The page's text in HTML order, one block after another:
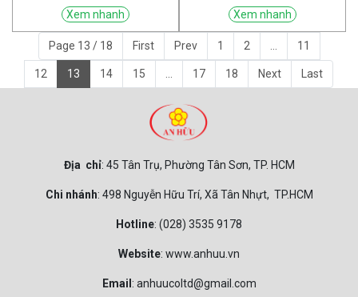
Xem nhanh Xem nhanh
Page 13 / 18 First Prev 1 2 11
12 13 14 15 17 18 Next Last
Địa chỉ: 45 Tân Trụ, Phường Tân Sơn, TP. HCM
Chi nhánh: 498 Nguyễn Hữu Trí, Xã Tân Nhựt, TP.HCM
Hotline: (028) 3535 9178
Website: www.anhuu.vn
Email : anhuucoltd@gmail.com